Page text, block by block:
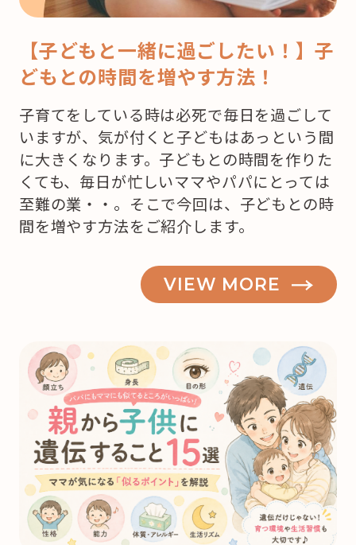
【子どもと一緒に過ごしたい！】子
どもとの時間を増やす方法！
子育てをしている時は必死で毎日を過ごして
いますが、気が付くと子どもはあっという間
に大きくなります。子どもとの時間を作りた
くても、毎日が忙しいママやパパにとっては
至難の業・・。そこで今回は、子どもとの時
間を増やす方法をご紹介します。
VIEW MORE